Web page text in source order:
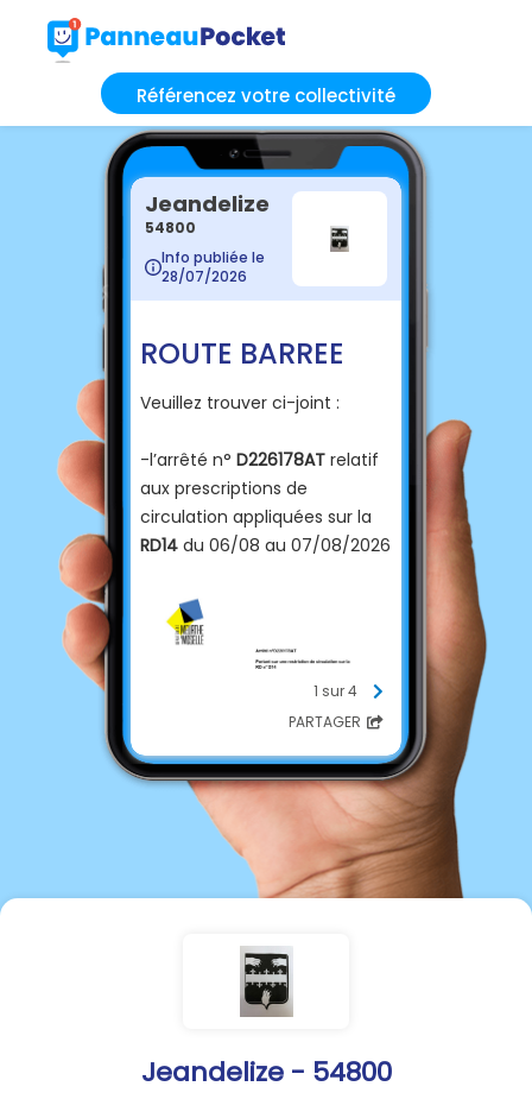
Référencez votre collectivité
Jeandelize - 54800
Jeandelize
54800
Info publiée le
28/07/2026
ROUTE BARREE
Veuillez trouver ci-joint :
-l’arrêté n° D226178AT relatif
aux prescriptions de
circulation appliquées sur la
RD14 du 06/08 au 07/08/2026
1 sur 4
PARTAGER